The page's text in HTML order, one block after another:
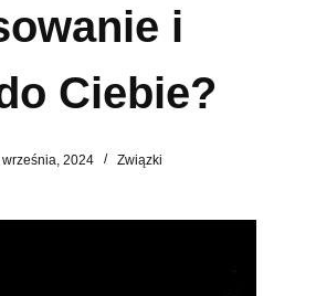
i
Ciebie?
września, 2024 Związki